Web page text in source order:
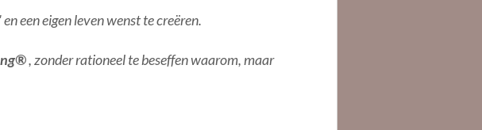
een eigen leven wenst te creëren.
, zonder rationeel te beseffen waarom, maar